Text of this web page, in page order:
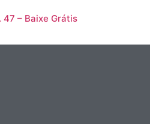
– Baixe Grátis